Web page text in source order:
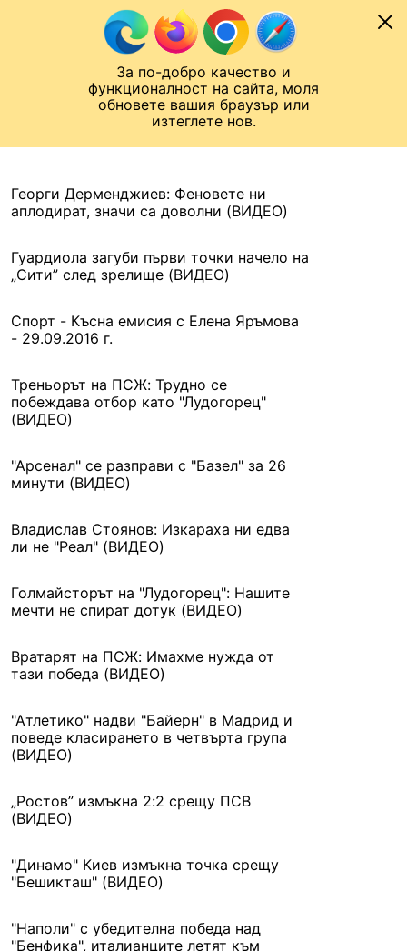
За по-добро качество и
функционалност на сайта, моля
обновете вашия браузър или
изтеглете нов.
Към съдържанието
Лига на Конференциите
Георги Дерменджиев: Феновете ни
аплодират, значи са доволни (ВИДЕО)
Гуардиола загуби първи точки начело на
„Сити” след зрелище (ВИДЕО)
Спорт - Късна емисия с Елена Яръмова
- 29.09.2016 г.
Треньорът на ПСЖ: Трудно се
побеждава отбор като "Лудогорец"
(ВИДЕО)
"Арсенал" се разправи с "Базел" за 26
минути (ВИДЕО)
Владислав Стоянов: Изкараха ни едва
ли не "Реал" (ВИДЕО)
Голмайсторът на "Лудогорец": Нашите
мечти не спират дотук (ВИДЕО)
Вратарят на ПСЖ: Имахме нужда от
тази победа (ВИДЕО)
"Атлетико" надви "Байерн" в Мадрид и
поведе класирането в четвърта група
(ВИДЕО)
„Ростов” измъкна 2:2 срещу ПСВ
(ВИДЕО)
"Динамо" Киев измъкна точка срещу
"Бешикташ" (ВИДЕО)
"Наполи" с убедителна победа над
"Бенфика", италианците летят към